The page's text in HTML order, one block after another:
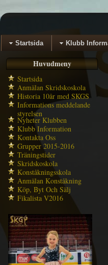
Startsida Klubb
Huvudmeny
Startsida
Anmälan Skridskoskola
Historia 10år med SKGS
Informations meddelande
styrelsen
Nyheter Klubben
Klubb Information
Kontakta Oss
Grupper 2015-2016
Träningstider
Skridskoskola
Konståkningsskola
Anmälan Konståkning
Köp, Byt Och Sälj
Fikalista V2016